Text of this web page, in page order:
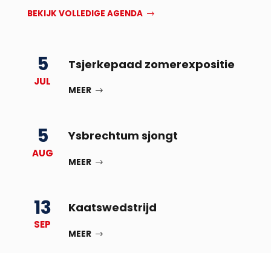
BEKIJK VOLLEDIGE AGENDA
5
JUL
Tsjerkepaad zomerexpositie
MEER
5
AUG
Ysbrechtum sjongt
MEER
13
SEP
Kaatswedstrijd
MEER